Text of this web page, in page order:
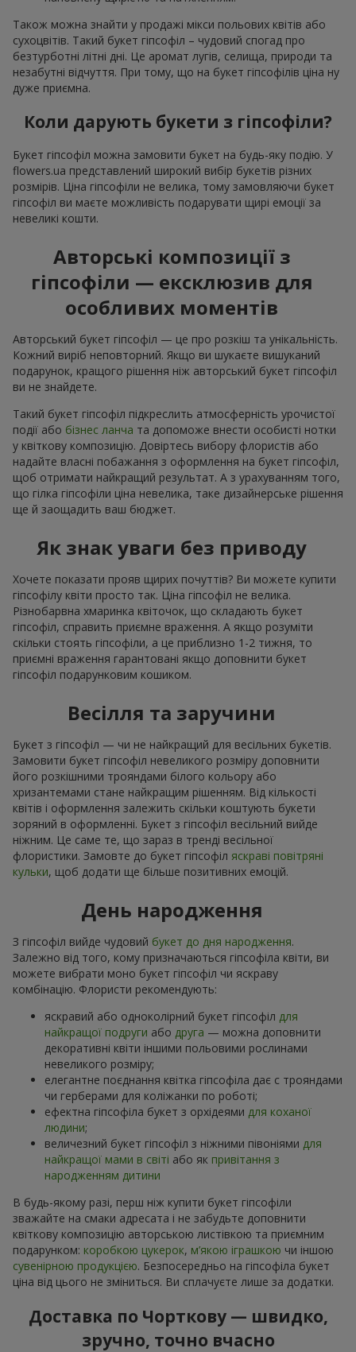
Також можна знайти у продажі мікси польових квітів або
сухоцвітів. Такий букет гіпсофіл – чудовий спогад про
безтурботні літні дні. Це аромат лугів, селища, природи та
незабутні відчуття. При тому, що на букет гіпсофілів ціна ну
дуже приємна.
Коли дарують букети з гіпсофіли?
Букет гіпсофіл можна замовити букет на будь-яку подію. У
flowers.ua представлений широкий вибір букетів різних
розмірів. Ціна гіпсофіли не велика, тому замовляючи букет
гіпсофіл ви маєте можливість подарувати щирі емоції за
невеликі кошти.
Авторські композиції з
гіпсофіли — ексклюзив для
особливих моментів
Авторський букет гіпсофіл — це про розкіш та унікальність.
Кожний виріб неповторний. Якщо ви шукаєте вишуканий
подарунок, кращого рішення ніж авторський букет гіпсофіл
ви не знайдете.
Такий букет гіпсофіл підкреслить атмосферність урочистої
події або бізнес ланча та допоможе внести особисті нотки
у квіткову композицію. Довіртесь вибору флористів або
надайте власні побажання з оформлення на букет гіпсофіл,
щоб отримати найкращий результат. А з урахуванням того,
що гілка гіпсофіли ціна невелика, таке дизайнерське рішення
ще й заощадить ваш бюджет.
Як знак уваги без приводу
Хочете показати прояв щирих почуттів? Ви можете купити
гіпсофілу квіти просто так. Ціна гіпсофіл не велика.
Різнобарвна хмаринка квіточок, що складають букет
гіпсофіл, справить приємне враження. А якщо розуміти
скільки стоять гіпсофіли, а це приблизно 1-2 тижня, то
приємні враження гарантовані якщо доповнити букет
гіпсофіл подарунковим кошиком.
Весілля та заручини
Букет з гіпсофіл — чи не найкращий для весільних букетів.
Замовити букет гіпсофіл невеликого розміру доповнити
його розкішними трояндами білого кольору або
хризантемами стане найкращим рішенням. Від кількості
квітів і оформлення залежить скільки коштують букети
зоряний в оформленні. Букет з гіпсофіл весільний вийде
ніжним. Це саме те, що зараз в тренді весільної
флористики. Замовте до букет гіпсофіл яскраві повітряні
кульки, щоб додати ще більше позитивних емоцій.
День народження
З гіпсофіл вийде чудовий букет до дня народження.
Залежно від того, кому призначаються гіпсофіла квіти, ви
можете вибрати моно букет гіпсофіл чи яскраву
комбінацію. Флористи рекомендують:
яскравий або одноколірний букет гіпсофіл для
найкращої подруги або друга — можна доповнити
декоративні квіти іншими польовими рослинами
невеликого розміру;
елегантне поєднання квітка гіпсофіла дає с трояндами
чи герберами для коліжанки по роботі;
ефектна гіпсофіла букет з орхідеями для коханої
людини;
величезний букет гіпсофіл з ніжними півоніями для
найкращої мами в світі або як привітання з
народженням дитини
В будь-якому разі, перш ніж купити букет гіпсофіли
зважайте на смаки адресата і не забудьте доповнити
квіткову композицію авторською листівкою та приємним
подарунком: коробкою цукерок, м’якою іграшкою чи іншою
сувенірною продукцією. Безпосередньо на гіпсофіла букет
ціна від цього не зміниться. Ви сплачуєте лише за додатки.
Доставка по Чорткову — швидко,
зручно, точно вчасно